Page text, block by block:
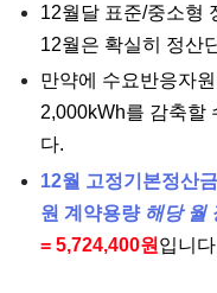
12월달 표준/중소형
12월은 확실히 정산
만약에 수요반응자
2,000kWh를 감축할
다.
12월 고정기본정산금
원 계약용량 해당 월
= 5,724,400원 입니다